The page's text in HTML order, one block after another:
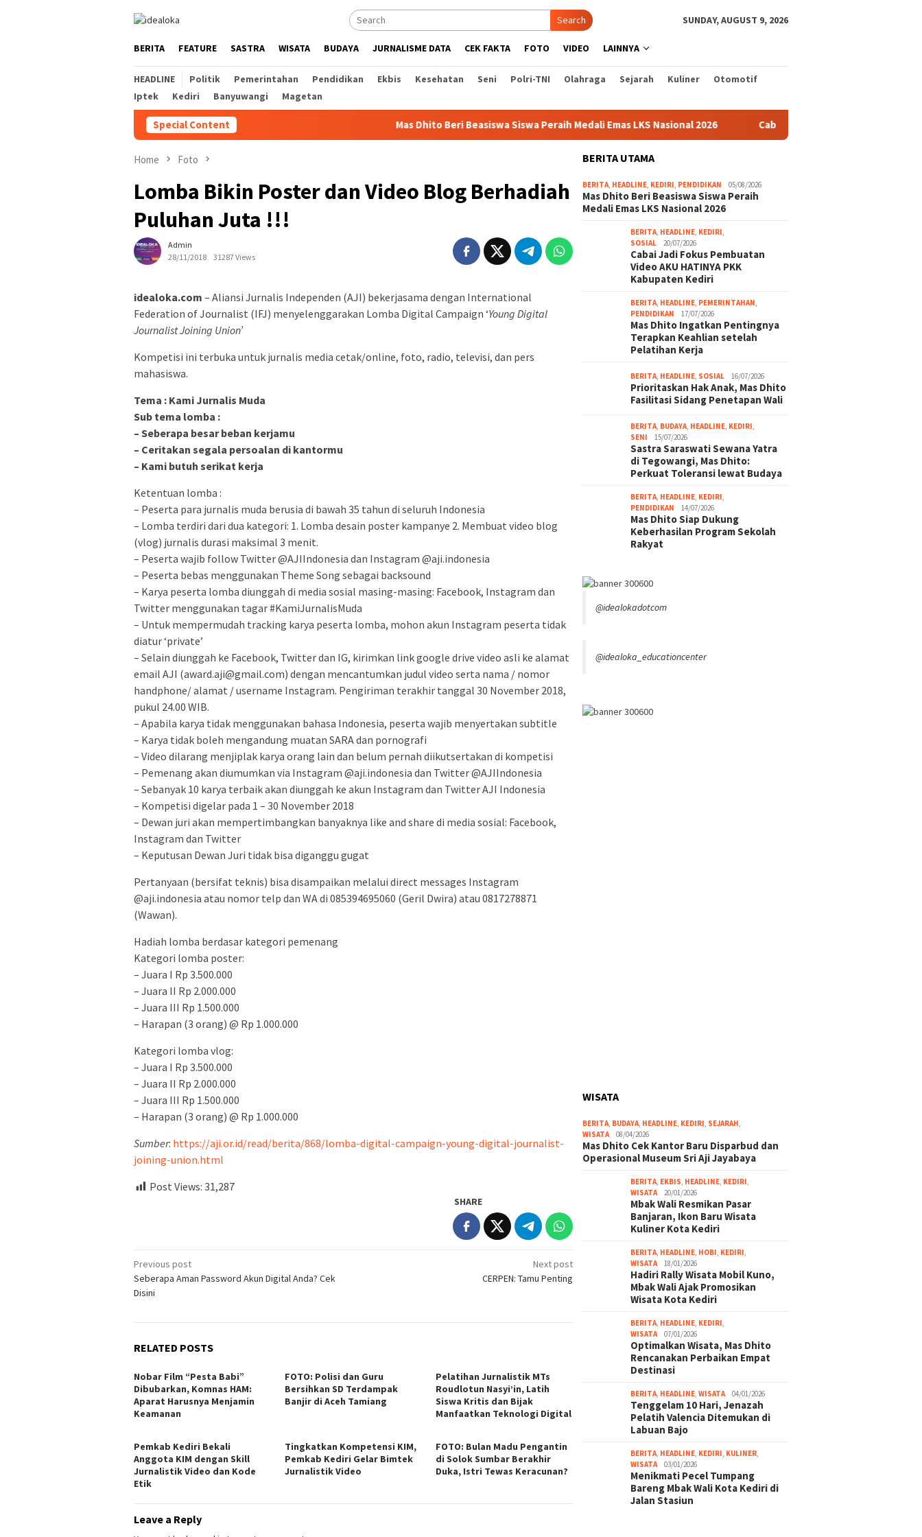
Search SUNDAY, AUGUST 9, 2026
BERITA FEATURE SASTRA WISATA BUDAYA JURNALISME DATA CEK FAKTA FOTO VIDEO LAINNYA
HEADLINE Politik Pemerintahan Pendidikan Ekbis Kesehatan Seni Polri-TNI Olahraga Sejarah Kuliner
Otomotif
Iptek
Kediri Banyuwangi Magetan
Special Content Mas Dhito Beri Beasiswa Siswa Peraih Medali Emas LKS Nasional 2026 Cabai Jadi Fokus Pembuatan Video AKU
Home Foto
Lomba Bikin Poster dan Video Blog Berhadiah
Puluhan Juta !!!
Admin
28/11/2018
31287 Views
idealoka.com – Aliansi Jurnalis Independen (AJI) bekerjasama dengan International
Federation of Journalist (IFJ) menyelenggarakan Lomba Digital Campaign ‘Young Digital
Journalist Joining Union’
Kompetisi ini terbuka untuk jurnalis media cetak/online, foto, radio, televisi, dan pers
mahasiswa.
Tema : Kami Jurnalis Muda
Sub tema lomba :
– Seberapa besar beban kerjamu
– Ceritakan segala persoalan di kantormu
– Kami butuh serikat kerja
Ketentuan lomba :
– Peserta para jurnalis muda berusia di bawah 35 tahun di seluruh Indonesia
– Lomba terdiri dari dua kategori: 1. Lomba desain poster kampanye 2. Membuat video blog
(vlog) jurnalis durasi maksimal 3 menit.
– Peserta wajib follow Twitter @AJIIndonesia dan Instagram @aji.indonesia
– Peserta bebas menggunakan Theme Song sebagai backsound
– Karya peserta lomba diunggah di media sosial masing-masing: Facebook, Instagram dan
Twitter menggunakan tagar #KamiJurnalisMuda
– Untuk mempermudah tracking karya peserta lomba, mohon akun Instagram peserta tidak
diatur ‘private’
– Selain diunggah ke Facebook, Twitter dan IG, kirimkan link google drive video asli ke alamat
email AJI (award.aji@gmail.com) dengan mencantumkan judul video serta nama / nomor
handphone/ alamat / username Instagram. Pengiriman terakhir tanggal 30 November 2018,
pukul 24.00 WIB.
– Apabila karya tidak menggunakan bahasa Indonesia, peserta wajib menyertakan subtitle
– Karya tidak boleh mengandung muatan SARA dan pornografi
– Video dilarang menjiplak karya orang lain dan belum pernah diikutsertakan di kompetisi
– Pemenang akan diumumkan via Instagram @aji.indonesia dan Twitter @AJIIndonesia
– Sebanyak 10 karya terbaik akan diunggah ke akun Instagram dan Twitter AJI Indonesia
– Kompetisi digelar pada 1 – 30 November 2018
– Dewan juri akan mempertimbangkan banyaknya like and share di media sosial: Facebook,
Instagram dan Twitter
– Keputusan Dewan Juri tidak bisa diganggu gugat
Pertanyaan (bersifat teknis) bisa disampaikan melalui direct messages Instagram
@aji.indonesia atau nomor telp dan WA di 085394695060 (Geril Dwira) atau 0817278871
(Wawan).
Hadiah lomba berdasar kategori pemenang
Kategori lomba poster:
– Juara I Rp 3.500.000
– Juara II Rp 2.000.000
– Juara III Rp 1.500.000
– Harapan (3 orang) @ Rp 1.000.000
Kategori lomba vlog:
– Juara I Rp 3.500.000
– Juara II Rp 2.000.000
– Juara III Rp 1.500.000
– Harapan (3 orang) @ Rp 1.000.000
Sumber: https://aji.or.id/read/berita/868/lomba-digital-campaign-young-digital-journalist-
joining-union.html
Post Views: 31,287
SHARE
Post
navigation
Previous post
Seberapa Aman Password Akun Digital Anda? Cek
Disini
Next post
CERPEN: Tamu Penting
RELATED POSTS
Nobar Film “Pesta Babi”
Dibubarkan, Komnas HAM:
Aparat Harusnya Menjamin
Keamanan
FOTO: Polisi dan Guru
Bersihkan SD Terdampak
Banjir di Aceh Tamiang
Pelatihan Jurnalistik MTs
Roudlotun Nasyi’in, Latih
Siswa Kritis dan Bijak
Manfaatkan Teknologi Digital
Pemkab Kediri Bekali
Anggota KIM dengan Skill
Jurnalistik Video dan Kode
Etik
Tingkatkan Kompetensi KIM,
Pemkab Kediri Gelar Bimtek
Jurnalistik Video
FOTO: Bulan Madu Pengantin
di Solok Sumbar Berakhir
Duka, Istri Tewas Keracunan?
Leave a Reply
BERITA UTAMA
BERITA, HEADLINE, KEDIRI, PENDIDIKAN 05/08/2026
Mas Dhito Beri Beasiswa Siswa Peraih
Medali Emas LKS Nasional 2026
BERITA, HEADLINE, KEDIRI,
SOSIAL
20/07/2026
Cabai Jadi Fokus Pembuatan
Video AKU HATINYA PKK
Kabupaten Kediri
BERITA, HEADLINE, PEMERINTAHAN,
PENDIDIKAN
17/07/2026
Mas Dhito Ingatkan Pentingnya
Terapkan Keahlian setelah
Pelatihan Kerja
BERITA, HEADLINE, SOSIAL 16/07/2026
Prioritaskan Hak Anak, Mas Dhito
Fasilitasi Sidang Penetapan Wali
BERITA, BUDAYA, HEADLINE, KEDIRI,
SENI
15/07/2026
Sastra Saraswati Sewana Yatra
di Tegowangi, Mas Dhito:
Perkuat Toleransi lewat Budaya
BERITA, HEADLINE, KEDIRI,
PENDIDIKAN
14/07/2026
Mas Dhito Siap Dukung
Keberhasilan Program Sekolah
Rakyat
@idealokadotcom
@idealoka_educationcenter
WISATA
BERITA, BUDAYA, HEADLINE, KEDIRI, SEJARAH,
WISATA
08/04/2026
Mas Dhito Cek Kantor Baru Disparbud dan
Operasional Museum Sri Aji Jayabaya
BERITA, EKBIS, HEADLINE, KEDIRI,
WISATA
20/01/2026
Mbak Wali Resmikan Pasar
Banjaran, Ikon Baru Wisata
Kuliner Kota Kediri
BERITA, HEADLINE, HOBI, KEDIRI,
WISATA
18/01/2026
Hadiri Rally Wisata Mobil Kuno,
Mbak Wali Ajak Promosikan
Wisata Kota Kediri
BERITA, HEADLINE, KEDIRI,
WISATA
07/01/2026
Optimalkan Wisata, Mas Dhito
Rencanakan Perbaikan Empat
Destinasi
BERITA, HEADLINE,WISATA 04/01/2026
Tenggelam 10 Hari, Jenazah
Pelatih Valencia Ditemukan di
Labuan Bajo
BERITA, HEADLINE, KEDIRI, KULINER,
WISATA
03/01/2026
Menikmati Pecel Tumpang
Bareng Mbak Wali Kota Kediri di
Jalan Stasiun